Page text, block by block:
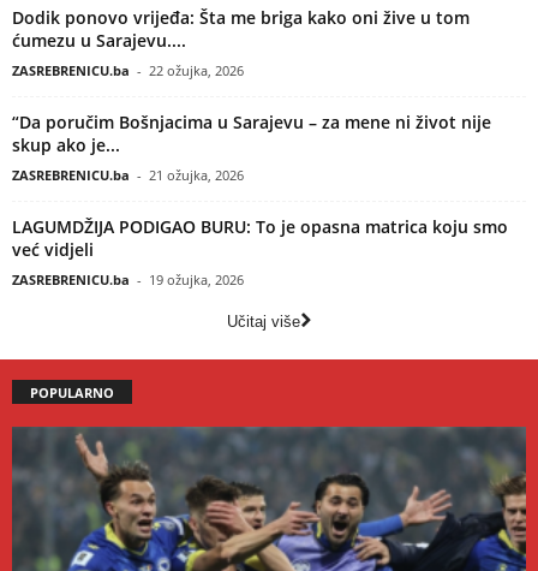
Dodik ponovo vrijeđa: Šta me briga kako oni žive u tom
ćumezu u Sarajevu....
ZASREBRENICU.ba - 22 ožujka, 2026
“Da poručim Bošnjacima u Sarajevu – za mene ni život nije
skup ako je...
ZASREBRENICU.ba - 21 ožujka, 2026
LAGUMDŽIJA PODIGAO BURU: To je opasna matrica koju smo
već vidjeli
ZASREBRENICU.ba - 19 ožujka, 2026
Učitaj više
POPULARNO